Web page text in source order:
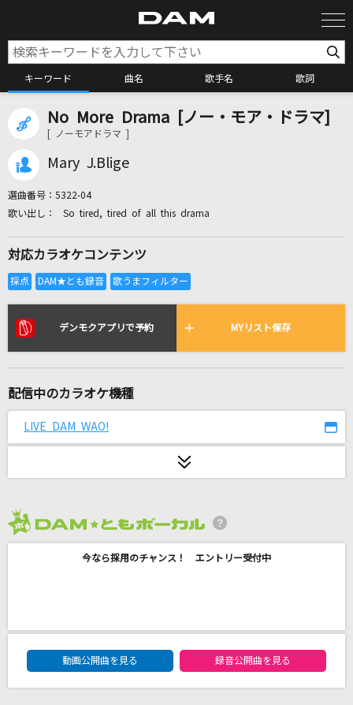
キーワード 曲名 歌手名 歌詞
カラオケ検索
全国りれき
リアルタイムで歌われている曲の一覧
French
名前のない怪物
[生音]明日晴れるかな
No More Drama [ノー・モア・ドラマ]
[ ノーモアドラマ ]
Mary J.Blige
選曲番号： 5322-04
So tired, tired of all this drama
対応カラオケコンテンツ
デンモクアプリで予約 MYリスト保存
配信中のカラオケ機種
LIVE DAM WAO!
今なら採用のチャンス！ エントリー受付中
DAM★ともボーカルエントリーランキング
動画公開曲を見る
録音公開曲を見る